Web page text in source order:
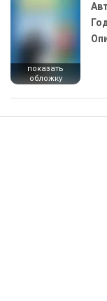
показать
обложку